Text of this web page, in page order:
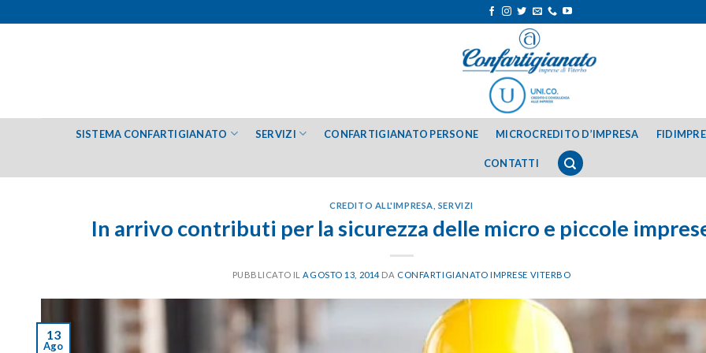
ai
SISTEMA CONFARTIGIANATO SERVIZI CONFARTIGIANATO PERSONE MICROCREDITO D’IMPRESA
CONTATTI
CREDITO ALL'IMPRESA SERVIZI
In arrivo contributi per la sicurezza delle micro e piccole
PUBBLICATO IL AGOSTO 13, 2014 DA CONFARTIGIANATO IMPRESE VITERBO
13
Ago